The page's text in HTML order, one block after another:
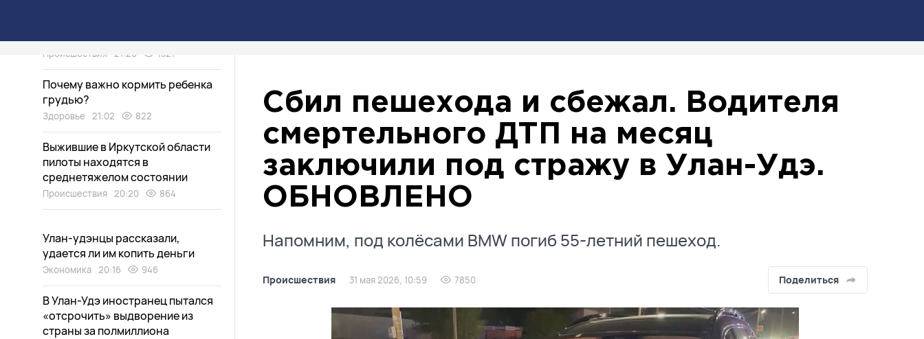
Сбил пешехода и сбежал. Водителя
смертельного ДТП на месяц
заключили под стражу в Улан-Удэ.
ОБНОВЛЕНО
Напомним, под колёсами BMW погиб 55-летний пешеход.
Происшествия 31 мая 2026, 10:59 7850 Поделиться
Происшествия 21:20 1321
Почему важно кормить ребенка
грудью?
Здоровье 21:02 822
Выжившие в Иркутской области
пилоты находятся в
среднетяжелом состоянии
Происшествия 20:20 864
Улан-удэнцы рассказали,
удается ли им копить деньги
Экономика 20:16 946
В Улан-Удэ иностранец пытался
«отсрочить» выдворение из
страны за полмиллиона